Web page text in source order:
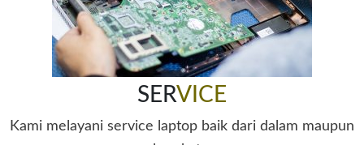
SERVICES
SERVICE
Kami melayani service laptop baik dari dalam maupun